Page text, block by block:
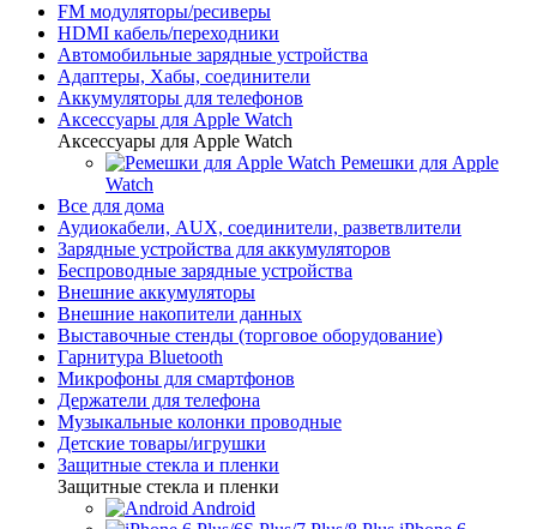
FM модуляторы/ресиверы
HDMI кабель/переходники
Автомобильные зарядные устройства
Адаптеры, Хабы, соединители
Аккумуляторы для телефонов
Аксессуары для Apple Watch
Аксессуары для Apple Watch
Ремешки для Apple
Watch
Все для дома
Аудиокабели, AUX, соединители, разветвлители
Зарядные устройства для аккумуляторов
Беспроводные зарядные устройства
Внешние аккумуляторы
Внешние накопители данных
Выставочные стенды (торговое оборудование)
Гарнитура Bluetooth
Микрофоны для смартфонов
Держатели для телефона
Музыкальные колонки проводные
Детские товары/игрушки
Защитные стекла и пленки
Защитные стекла и пленки
Android